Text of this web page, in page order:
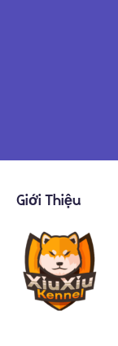
Giới Thiệu